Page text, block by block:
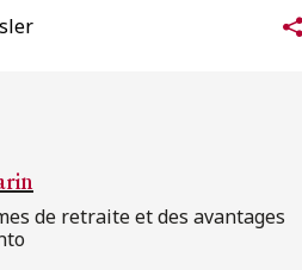
de retraite et des avantages